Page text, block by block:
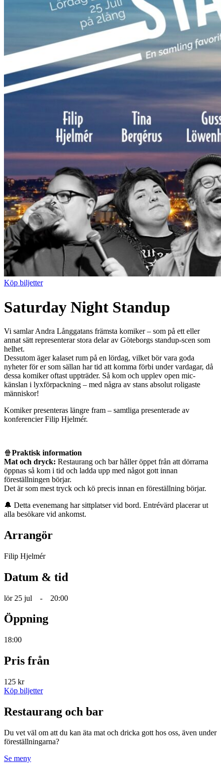
Köp biljetter
Saturday Night Standup
Vi samlar Andra Långgatans främsta komiker – som på ett eller
annat sätt representerar stora delar av Göteborgs standup-scen som
helhet.
Dessutom äger kalaset rum på en lördag, vilket bör vara goda
nyheter för er som sällan har tid att komma förbi under vardagar, då
dessa komiker oftast uppträder. Så kom och upplev open mic-
känslan i lyxförpackning – med några av stans absolut roligaste
människor!
Komiker presenteras längre fram – samtliga presenterade av
konferencier Filip Hjelmér.
🍿Praktisk information
Mat och dryck: Restaurang och bar håller öppet från att dörrarna
öppnas så kom i tid och ladda upp med något gott innan
föreställningen börjar.
Det är som mest tryck och kö precis innan en föreställning börjar.
🔔 Detta evenemang har sittplatser vid bord. Entrévärd placerar ut
alla besökare vid ankomst.
Arrangör
Filip Hjelmér
Datum & tid
lör 25 jul - 20:00
Öppning
18:00
Pris från
125 kr
Köp biljetter
Restaurang och bar
Du vet väl om att du kan äta mat och dricka gott hos oss, även under
föreställningarna?
Se meny